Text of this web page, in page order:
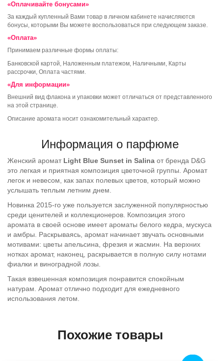
«Оплачивайте бонусами»
За каждый купленный Вами товар в личном кабинете начисляются
бонусы, которыми Вы можете воспользоваться при следующем заказе.
«Оплата»
Принимаем различные формы оплаты:
Банковской картой, Наложенным платежом, Наличными, Карты
рассрочки, Оплата частями.
«Для информации»
Внешний вид флакона и упаковки может отличаться от представленного
на этой странице.
Описание аромата носит ознакомительный характер.
Информация о парфюме
Женский аромат Light Blue Sunset in Salina от бренда D&G
это легкая и приятная композиция цветочной группы. Аромат
легок и невесом, как запах полевых цветов, который можно
услышать теплым летним днем.
Новинка 2015-го уже пользуется заслуженной популярностью
среди ценителей и коллекционеров. Композиция этого
аромата в своей основе имеет ароматы белого кедра, мускуса
и амбры. Раскрываясь, аромат начинает звучать основными
мотивами: цветы апельсина, фрезия и жасмин. На верхних
нотках аромат, наконец, раскрывается в полную силу нотами
фиалки и виноградной лозы.
Такая взвешенная композиция понравится спокойным
натурам. Аромат отлично подходит для ежедневного
использования летом.
Похожие товары